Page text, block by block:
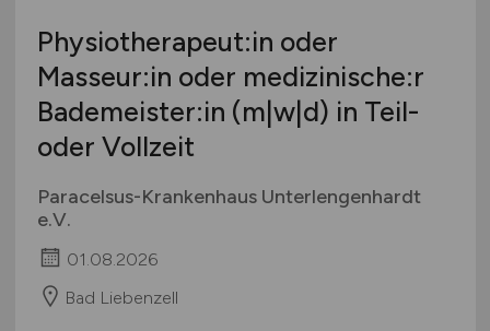
Physiotherapeut:in oder
Masseur:in oder medizinische:r
Bademeister:in (m|w|d) in Teil-
oder Vollzeit
Paracelsus-Krankenhaus Unterlengenhardt
e.V.
01.08.2026
Bad Liebenzell